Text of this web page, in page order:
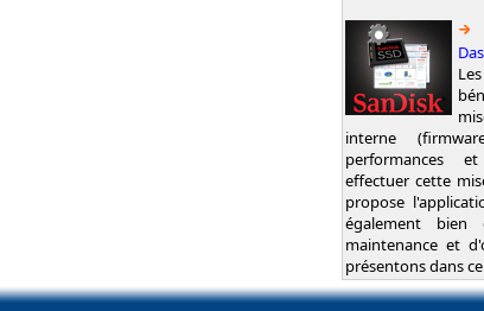
interne
performances
effectuer cette
propose
également bien
maintenance et
présentons dans